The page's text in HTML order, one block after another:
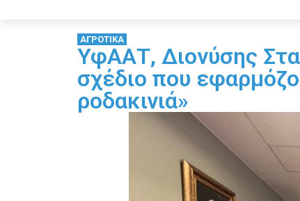
ΑΓΡΟΤΙΚΑ
ΥφΑΑΤ, Διονύσης
σχέδιο που
ροδακινιά»